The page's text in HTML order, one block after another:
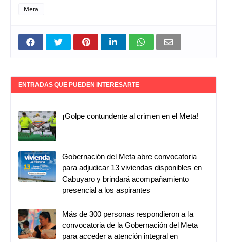
Meta
ENTRADAS QUE PUEDEN INTERESARTE
¡Golpe contundente al crimen en el Meta!
Gobernación del Meta abre convocatoria
para adjudicar 13 viviendas disponibles en
Cabuyaro y brindará acompañamiento
presencial a los aspirantes
Más de 300 personas respondieron a la
convocatoria de la Gobernación del Meta
para acceder a atención integral en